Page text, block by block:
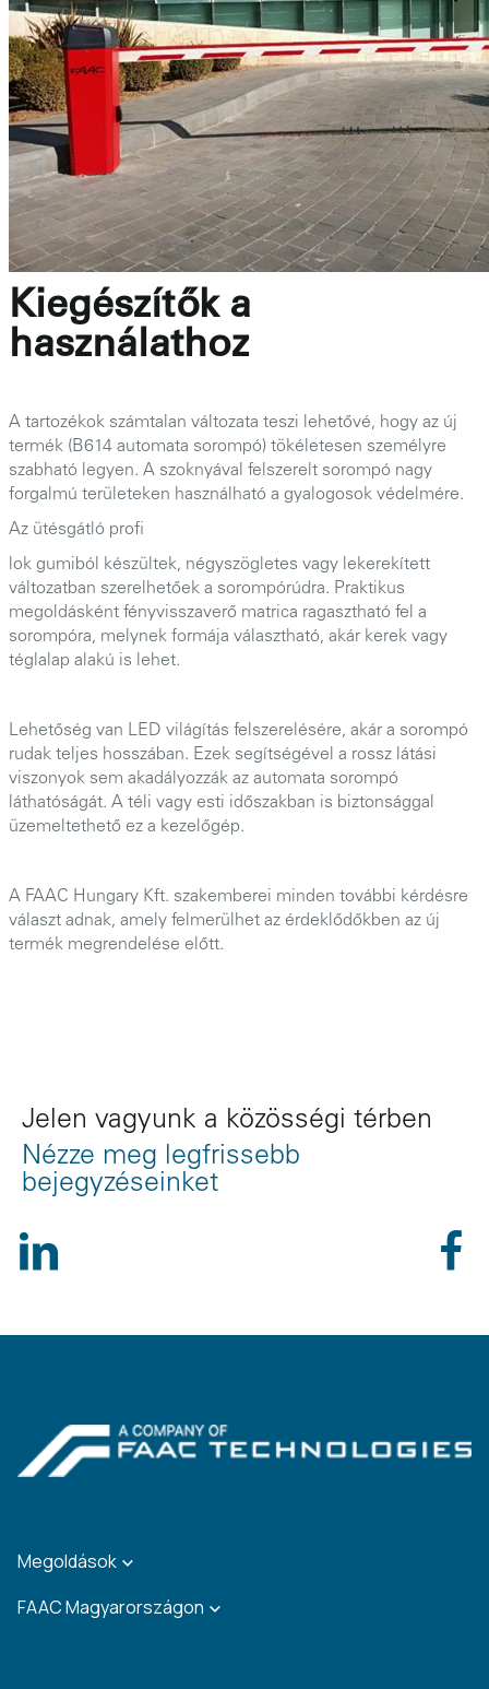
Kiegészítők a
használathoz
A tartozékok számtalan változata teszi lehetővé, hogy az új
termék (B614 automata sorompó) tökéletesen személyre
szabható legyen. A szoknyával felszerelt sorompó nagy
forgalmú területeken használható a gyalogosok védelmére.
Az ütésgátló profi
lok gumiból készültek, négyszögletes vagy lekerekített
változatban szerelhetőek a sorompórúdra. Praktikus
megoldásként fényvisszaverő matrica ragasztható fel a
sorompóra, melynek formája választható, akár kerek vagy
téglalap alakú is lehet.
Lehetőség van LED világítás felszerelésére, akár a sorompó
rudak teljes hosszában. Ezek segítségével a rossz látási
viszonyok sem akadályozzák az automata sorompó
láthatóságát. A téli vagy esti időszakban is biztonsággal
üzemeltethető ez a kezelőgép.
A FAAC Hungary Kft. szakemberei minden további kérdésre
választ adnak, amely felmerülhet az érdeklődőkben az új
termék megrendelése előtt.
Jelen vagyunk a közösségi térben
Nézze meg legfrissebb
bejegyzéseinket
Megoldások
FAAC Magyarországon